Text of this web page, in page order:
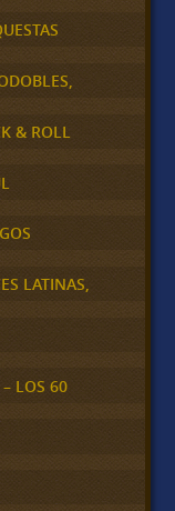
& ROLL
LATINAS,
LOS 60